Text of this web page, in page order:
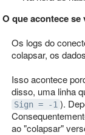
O que acontece
Os logs do
colapsar, os
Isso acontece
disso, uma linha
Sign = -1 ).
ao "colapsar"